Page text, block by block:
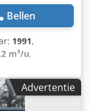
Bellen
1991,
m³/u,
Motor 45
Ac Hsrf Druk:
Advertentie